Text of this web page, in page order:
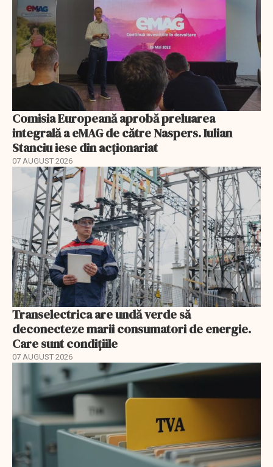
Comisia Europeană aprobă preluarea
integrală a eMAG de către Naspers. Iulian
Stanciu iese din acționariat
07 AUGUST 2026
Transelectrica are undă verde să
deconecteze marii consumatori de energie.
Care sunt condițiile
07 AUGUST 2026